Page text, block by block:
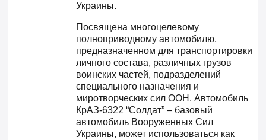
Украины.
Посвящена многоцелевому
полноприводному автомобилю,
предназначенном для транспортировки
личного состава, различных грузов
воинских частей, подразделений
специального назначения и
миротворческих сил ООН. Автомобиль
КрАЗ-6322 “Солдат” – базовый
автомобиль Вооруженных Сил
Украины, может использоваться как